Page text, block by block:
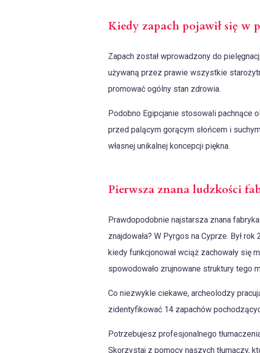
Kiedy zapach pojawił się w
Zapach został wprowadzony do
używaną przez prawie wszystkie
promować ogólny stan zdrowia.
Podobno Egipcjanie stosowali pachnące
przed palącym gorącym słońcem i
własnej unikalnej koncepcji piękna.
Pierwsza znana ludzkości
Prawdopodobnie najstarsza znana
znajdowała? W Pyrgos na Cyprze. Był
kiedy funkcjonował wciąż zachowały się
spowodowało zrujnowane struktury tego
Co niezwykle ciekawe, archeolodzy
zidentyfikować 14 zapachów
Potrzebujesz profesjonalnego
Skorzystaj z pomocy naszych tłumaczy,